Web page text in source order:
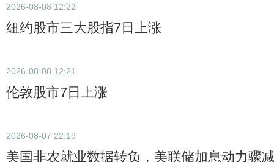
2026-08-08 12:22
纽约股市三大股指7日上涨
2026-08-08 12:21
伦敦股市7日上涨
2026-08-07 22:19
美国非农就业数据转负，美联储加息动力骤